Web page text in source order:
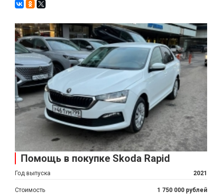
Помощь в покупке Skoda Rapid
Год выпуска 2021
Стоимость 1 750 000 рублей